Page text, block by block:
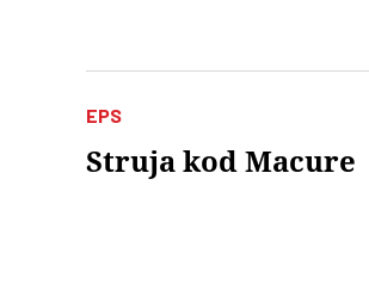
EPS
Struja kod Macure